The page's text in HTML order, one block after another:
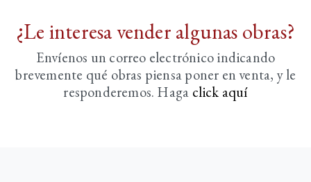
¿Le interesa vender algunas obras?
Envíenos un correo electrónico indicando
brevemente qué obras piensa poner en venta, y le
responderemos. Haga click aquí­